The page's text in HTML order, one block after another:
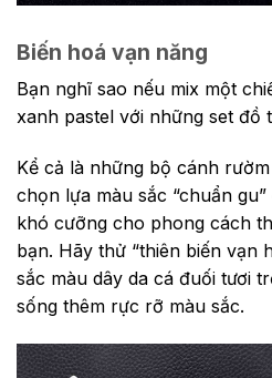
Biến hoá vạn năng
Bạn nghĩ sao nếu mix một
xanh pastel với những set đồ
Kể cả là những bộ cánh
chọn lựa màu sắc “chuẩn
khó cưỡng cho phong cách
bạn. Hãy thử “thiên biến vạn
sắc màu dây da cá đuối tươi
sống thêm rực rỡ màu sắc.